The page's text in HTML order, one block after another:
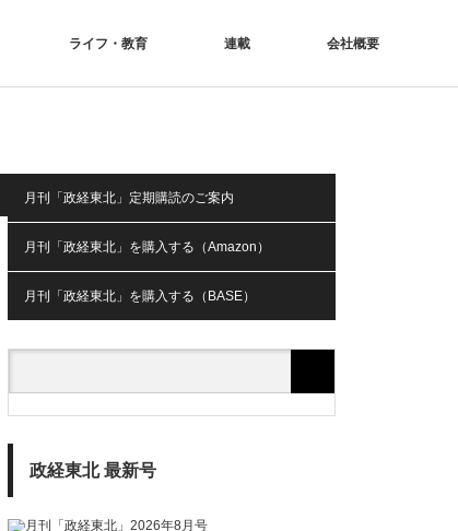
ライフ・教育 連載 会社概要
月刊「政経東北」定期購読のご案内
月刊「政経東北」を購入する（Amazon）
月刊「政経東北」を購入する（BASE）
政経東北 最新号